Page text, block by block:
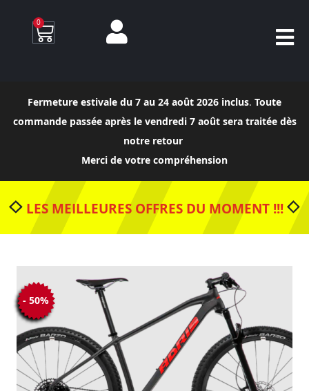
0
Fermeture estivale du 7 au 24 août 2026 inclus. Toute
commande passée après le vendredi 7 août sera traitée dès
notre retour
Merci de votre compréhension
LES MEILLEURES OFFRES DU MOMENT !!!
- 50%